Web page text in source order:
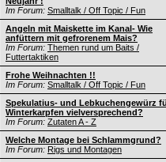
Im Forum: Smalltalk / Off Topic / Fun
Angeln mit Maiskette im Kanal- Wie
anfüttern mit gefrorenem Mais?
Im Forum: Themen rund um Baits /
Futtertaktiken
Frohe Weihnachten !!
Im Forum: Smalltalk / Off Topic / Fun
Spekulatius- und Lebkuchengewürz
Winterkarpfen vielversprechend?
Im Forum: Zutaten A - Z
Welche Montage bei Schlammgrund?
Im Forum: Rigs und Montagen